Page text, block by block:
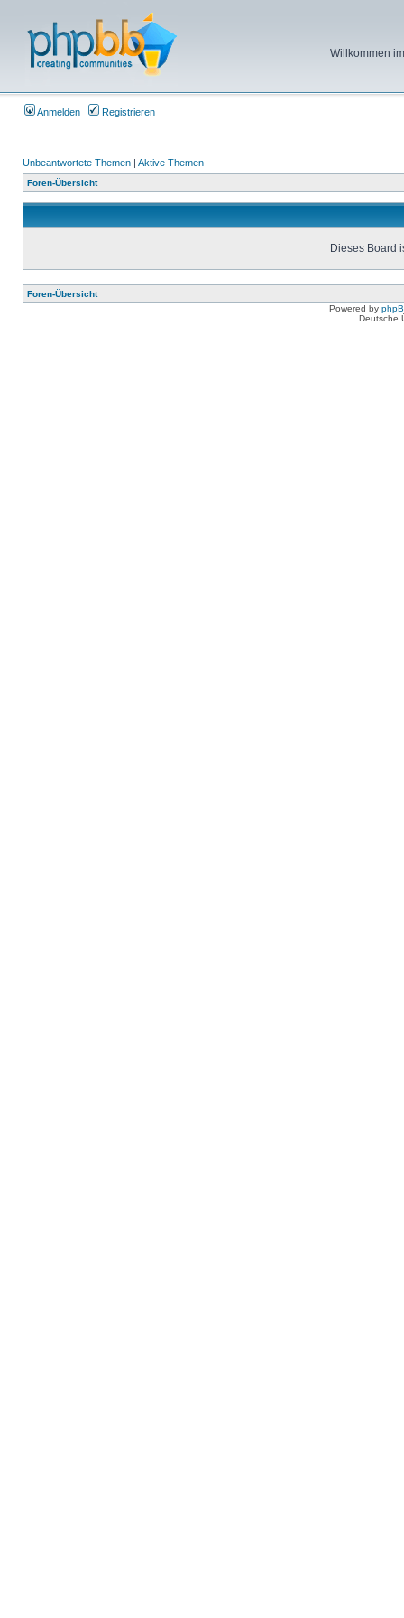
Willkommen
Anmelden Registrieren
Unbeantwortete Themen | Aktive Themen
Foren-Übersicht
Dieses Board
Foren-Übersicht
Powered by
Deutsche